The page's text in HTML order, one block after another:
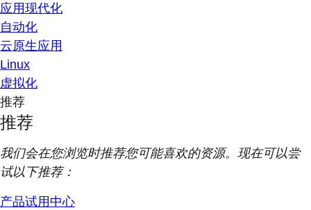
应用现代化
自动化
云原生应用
Linux
虚拟化
推荐
推荐
我们会在您浏览时推荐您可能喜欢的资源。现在可以尝
试以下推荐：
产品试用中心